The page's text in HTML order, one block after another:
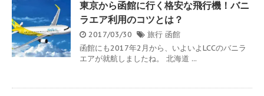
東京から函館に行く格安な飛行機！バニ
ラエア利用のコツとは？
2017/03/30 旅行 函館
函館にも2017年2月から、いよいよLCCのバニラ
エアが就航しましたね。 北海道 ...